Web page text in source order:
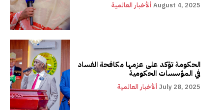
ألأخبار العالمية August 4, 2025
الحكومة تؤكد على عزمها مكافحة الفساد
في المؤسسات الحكومية
ألأخبار العالمية July 28, 2025